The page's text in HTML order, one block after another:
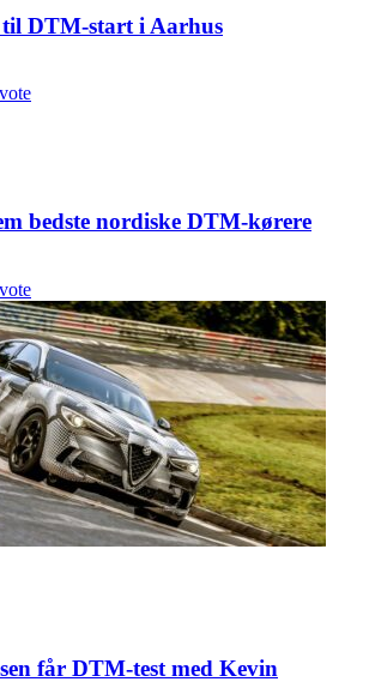
DTM-start i Aarhus
bedste nordiske DTM-kørere
får DTM-test med Kevin